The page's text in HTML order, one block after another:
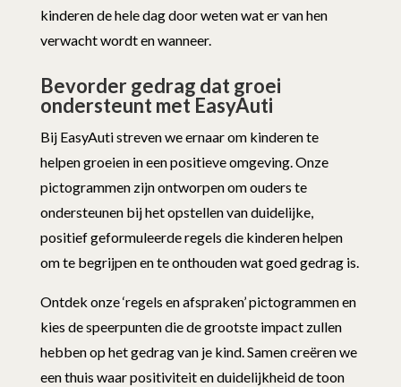
kinderen de hele dag door weten wat er van hen
verwacht wordt en wanneer.
Bevorder gedrag dat groei
ondersteunt met EasyAuti
Bij EasyAuti streven we ernaar om kinderen te
helpen groeien in een positieve omgeving. Onze
pictogrammen zijn ontworpen om ouders te
ondersteunen bij het opstellen van duidelijke,
positief geformuleerde regels die kinderen helpen
om te begrijpen en te onthouden wat goed gedrag is.
Ontdek onze ‘regels en afspraken’ pictogrammen en
kies de speerpunten die de grootste impact zullen
hebben op het gedrag van je kind. Samen creëren we
een thuis waar positiviteit en duidelijkheid de toon